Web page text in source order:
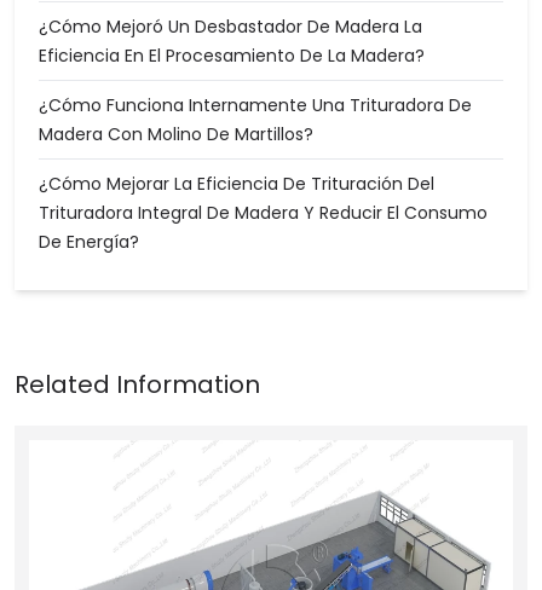
¿Cómo Mejoró Un Desbastador De Madera La
Eficiencia En El Procesamiento De La Madera?
¿Cómo Funciona Internamente Una Trituradora De
Madera Con Molino De Martillos?
¿Cómo Mejorar La Eficiencia De Trituración Del
Trituradora Integral De Madera Y Reducir El Consumo
De Energía?